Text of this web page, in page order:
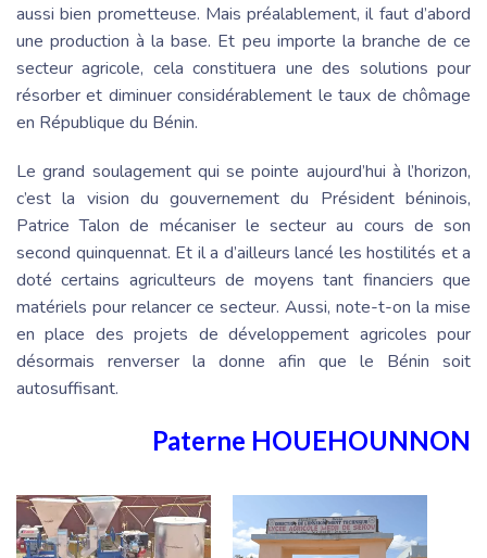
aussi bien prometteuse. Mais préalablement, il faut d’abord
une production à la base. Et peu importe la branche de ce
secteur agricole, cela constituera une des solutions pour
résorber et diminuer considérablement le taux de chômage
en République du Bénin.
Le grand soulagement qui se pointe aujourd’hui à l’horizon,
c’est la vision du gouvernement du Président béninois,
Patrice Talon de mécaniser le secteur au cours de son
second quinquennat. Et il a d’ailleurs lancé les hostilités et a
doté certains agriculteurs de moyens tant financiers que
matériels pour relancer ce secteur. Aussi, note-t-on la mise
en place des projets de développement agricoles pour
désormais renverser la donne afin que le Bénin soit
autosuffisant.
Paterne HOUEHOUNNON